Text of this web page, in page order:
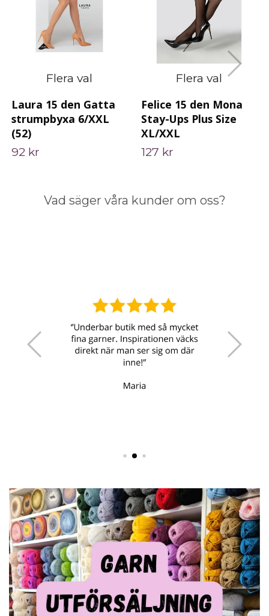
Flera val
Laura 15 den Gatta
strumpbyxa 6/XXL
(52)
92 kr
Flera val
Felice 15 den Mona
Stay-Ups Plus Size
XL/XXL
127 kr
Vad säger våra kunder om oss?